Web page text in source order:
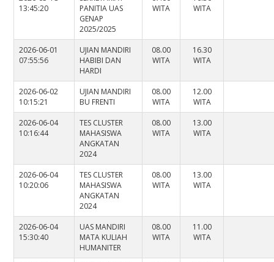
13:45:20
PANITIA UAS
GENAP
2025/2025
WITA
WITA
2026-06-01
07:55:56
UJIAN MANDIRI
HABIBI DAN
HARDI
08.00
WITA
16.30
WITA
2026-06-02
10:15:21
UJIAN MANDIRI
BU FRENTI
08.00
WITA
12.00
WITA
2026-06-04
10:16:44
TES CLUSTER
MAHASISWA
ANGKATAN
2024
08.00
WITA
13.00
WITA
2026-06-04
10:20:06
TES CLUSTER
MAHASISWA
ANGKATAN
2024
08.00
WITA
13.00
WITA
2026-06-04
15:30:40
UAS MANDIRI
MATA KULIAH
HUMANITER
08.00
WITA
11.00
WITA